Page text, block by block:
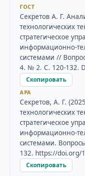
ГОСТ
Секретов А. Г.
технологических
стратегическое
информационно-
системами //
4. № 2. С. 120-132.
Скопировать
APA
Секретов, А. Г.
технологических
стратегическое
информационно-
системами.
132. https://doi.org/
Скопировать